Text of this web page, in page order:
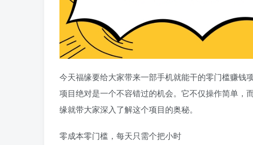
今天福缘要给大家带来一部手机就能干的零门槛赚钱
项目绝对是一个不容错过的机会。它不仅操作简单，
缘就带大家深入了解这个项目的奥秘。
零成本零门槛，每天只需个把小时